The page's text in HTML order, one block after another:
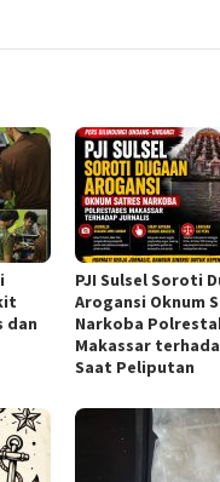
dan
PJI Sulsel Soroti
Arogansi Oknum
Narkoba
Makassar
Saat Peliputan